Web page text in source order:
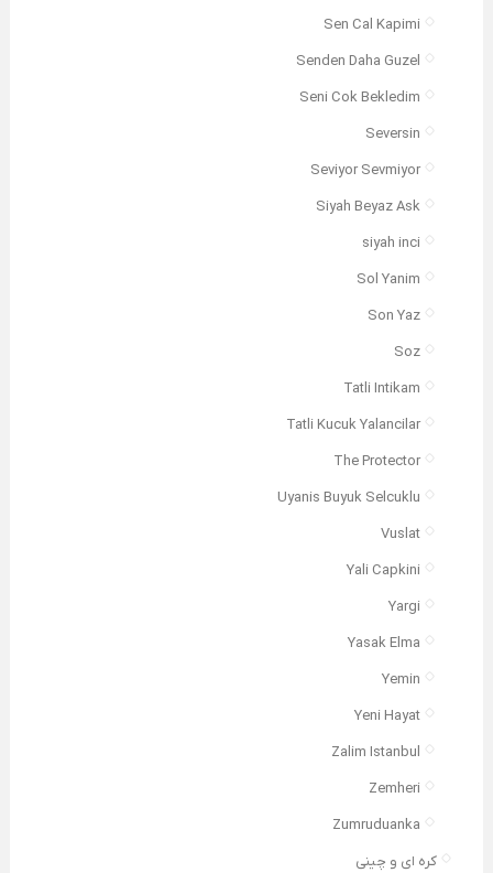
Sen Cal Kapimi
Senden Daha Guzel
Seni Cok Bekledim
Seversin
Seviyor Sevmiyor
Siyah Beyaz Ask
siyah inci
Sol Yanim
Son Yaz
Soz
Tatli Intikam
Tatli Kucuk Yalancilar
The Protector
Uyanis Buyuk Selcuklu
Vuslat
Yali Capkini
Yargi
Yasak Elma
Yemin
Yeni Hayat
Zalim Istanbul
Zemheri
Zumruduanka
کره ای و چینی